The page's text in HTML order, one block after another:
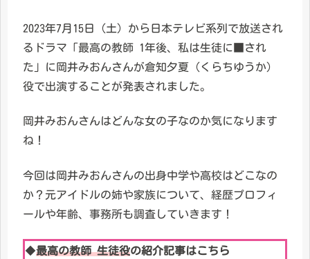
2023年7月15日（土）から日本テレビ系列で放送され
るドラマ「最高の教師 1年後、私は生徒に■され
た」に岡井みおんさんが倉知夕夏（くらちゆうか）
役で出演することが発表されました。
岡井みおんさんはどんな女の子なのか気になります
ね！
今回は岡井みおんさんの出身中学や高校はどこなの
か？元アイドルの姉や家族について、経歴プロフィ
ールや年齢、事務所も調査していきます！
◆最高の教師 生徒役の紹介記事はこちら